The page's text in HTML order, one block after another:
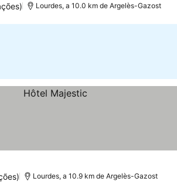
Lourdes, a 10.0 km de Argelès-Gazost
Lourdes, a 10.9 km de Argelès-Gazost